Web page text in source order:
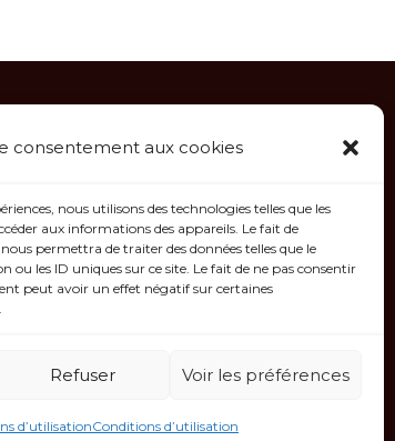
consentement aux cookies
nous utilisons des technologies telles que les
aux informations des appareils. Le fait de
permettra de traiter des données telles que le
les ID uniques sur ce site. Le fait de ne pas consentir
peut avoir un effet négatif sur certaines
Refuser Voir les préférences
d’utilisationConditions d’utilisation